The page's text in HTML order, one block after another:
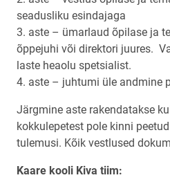
seadusliku esindajaga
3. aste – ümarlaud õpilase ja
õppejuhi või direktori juures.
laste heaolu spetsialist.
4. aste – juhtumi üle andmine
Järgmine aste rakendatakse
kokkulepetest pole kinni
tulemusi. Kõik vestlused
Kaare kooli Kiva tiim: